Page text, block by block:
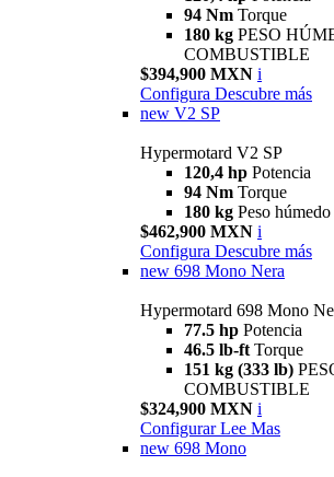
94 Nm Torque
180 kg PESO
COMBUSTIBLE
$394,900 MXN i
Configura Descubre más
new V2 SP
Hypermotard V2 SP
120,4 hp Potencia
94 Nm Torque
180 kg Peso
$462,900 MXN i
Configura Descubre más
new 698 Mono Nera
Hypermotard 698 Mono
77.5 hp Potencia
46.5 lb-ft Torque
151 kg (333 lb)
COMBUSTIBLE
$324,900 MXN i
Configurar Lee Mas
new 698 Mono